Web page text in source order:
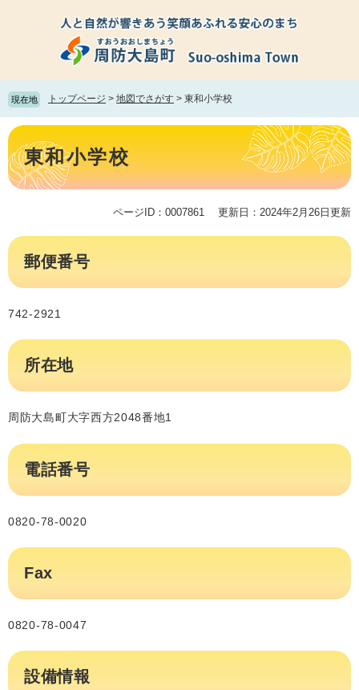
頭
で
す。
飛
ば
て
本
文
現在地 トップページ > 地図でさがす > 東和小学校
本
文 東和小学校
ページID：0007861 更新日：2024年2月26日更新
郵便番号
742-2921
所在地
周防大島町大字西方2048番地1
電話番号
0820-78-0020
Fax
0820-78-0047
設備情報